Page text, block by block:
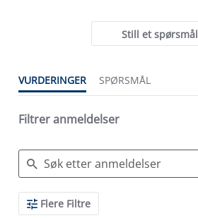
Still et spørsmål
VURDERINGER SPØRSMÅL
Filtrer anmeldelser
Search
ReviewsFlere Filtre